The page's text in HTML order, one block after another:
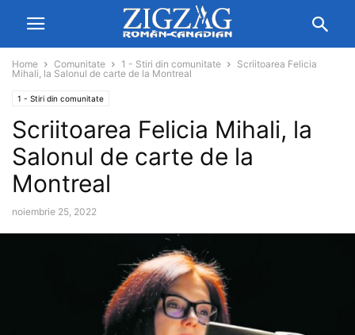
Home Comunitate 1 - Stiri din comunitate
Scriitoarea Felicia
Mihali, la Salonul de carte de la Montreal
1 - Stiri din comunitate
Scriitoarea Felicia Mihali, la
Salonul de carte de la
Montreal
noiembrie 25, 2022